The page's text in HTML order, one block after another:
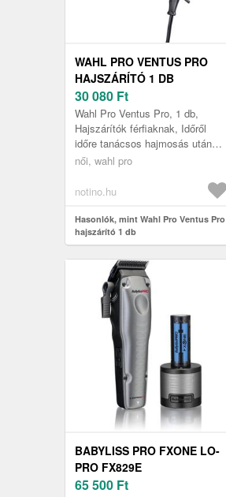
WAHL PRO VENTUS PRO
HAJSZÁRÍTÓ 1 DB
30 080 Ft
Wahl Pro Ventus Pro, 1 db,
Hajszárítók férfiaknak, Időről
időre tanácsos hajmosás után
hagyni a hajat levegőn
van l...
női, wahl pro
notino.hu
Hasonlók, mint Wahl Pro Ventus Pro
hajszárító 1 db
BABYLISS PRO FXONE LO-
PRO FX829E
PROFESSZIONÁLIS
65 500 Ft